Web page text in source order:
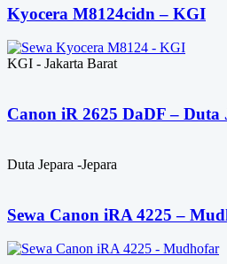
Kyocera M8124cidn – KGI
KGI - Jakarta Barat
Canon iR 2625 DaDF – Duta
Duta Jepara -Jepara
Sewa Canon iRA 4225 –